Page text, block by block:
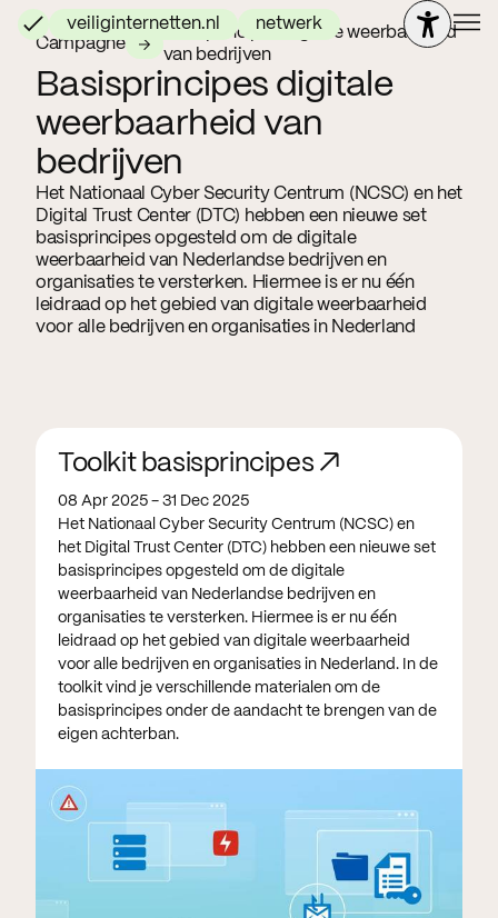
veiliginternetten.nl
netwerk
Campagne
Basisprincipes digitale weerbaarheid
van bedrijven
Basisprincipes digitale
weerbaarheid van
bedrijven
Het Nationaal Cyber Security Centrum (NCSC) en het
Digital Trust Center (DTC) hebben een nieuwe set
basisprincipes opgesteld om de digitale
weerbaarheid van Nederlandse bedrijven en
organisaties te versterken. Hiermee is er nu één
leidraad op het gebied van digitale weerbaarheid
voor alle bedrijven en organisaties in Nederland
Toolkit basisprincipes ↗
08 Apr 2025 - 31 Dec 2025
Het Nationaal Cyber Security Centrum (NCSC) en
het Digital Trust Center (DTC) hebben een nieuwe set
basisprincipes opgesteld om de digitale
weerbaarheid van Nederlandse bedrijven en
organisaties te versterken. Hiermee is er nu één
leidraad op het gebied van digitale weerbaarheid
voor alle bedrijven en organisaties in Nederland. In de
toolkit vind je verschillende materialen om de
basisprincipes onder de aandacht te brengen van de
eigen achterban.